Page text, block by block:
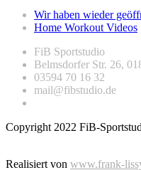
Wir haben wieder
Home Workout Videos
FiB Sportstudio
Belmsdorfer Str. 26,
03594 70 16 32
mail@fibstudio.de
Copyright 2022 FiB-
Realisiert von www.frank-